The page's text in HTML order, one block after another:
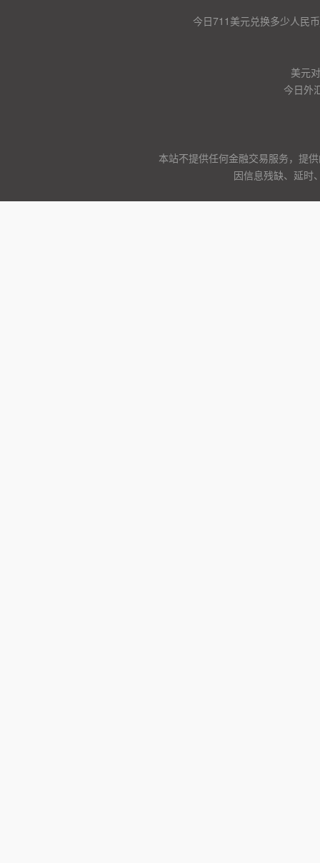
今日711美元兑换多少人民
美元
今日外
本站不提供任何金融交易服务，提
因信息残缺、延时